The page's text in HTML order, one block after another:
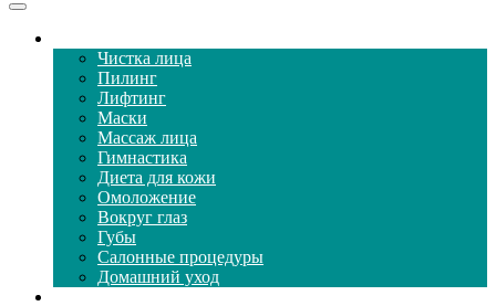
Чистка лица
Пилинг
Лифтинг
Маски
Массаж лица
Гимнастика
Диета для кожи
Омоложение
Вокруг глаз
Губы
Салонные процедуры
Домашний уход